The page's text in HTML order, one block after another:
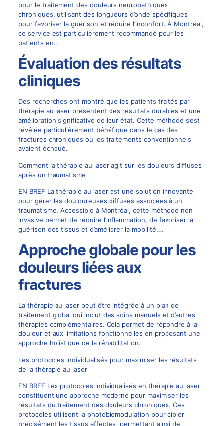
pour le traitement des douleurs neuropathiques
chroniques, utilisant des longueurs d’onde spécifiques
pour favoriser la guérison et réduire l’inconfort. À Montréal,
ce service est particulièrement recommandé pour les
patients en…
Évaluation des résultats
cliniques
Des recherches ont montré que les patients traités par
thérapie au laser présentent des résultats durables et une
amélioration significative de leur état. Cette méthode s’est
révélée particulièrement bénéfique dans le cas des
fractures chroniques où les traitements conventionnels
avaient échoué.
Comment la thérapie au laser agit sur les douleurs diffuses
après un traumatisme
EN BREF La thérapie au laser est une solution innovante
pour gérer les douloureuses diffuses associées à un
traumatisme. Accessible à Montréal, cette méthode non
invasive permet de réduire l’inflammation, de favoriser la
guérison des tissus et d’améliorer la mobilité.…
Approche globale pour les
douleurs liées aux
fractures
La thérapie au laser peut être intégrée à un plan de
traitement global qui inclut des soins manuels et d’autres
thérapies complémentaires. Cela permet de répondre à la
douleur et aux limitations fonctionnelles en proposant une
approche holistique de la réhabilitation.
Les protocoles individualisés pour maximiser les résultats
de la thérapie au laser
EN BREF Les protocoles individualisés en thérapie au laser
constituent une approche moderne pour maximiser les
résultats du traitement des douleurs chroniques. Ces
protocoles utilisent la photobiomodulation pour cibler
précisément les tissus affectés, permettant ainsi de